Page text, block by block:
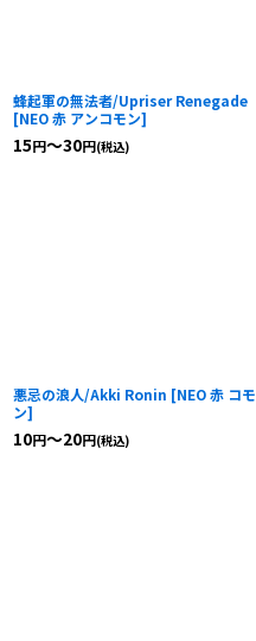
蜂起軍の無法者/Upriser Renegade
[NEO 赤 アンコモン]
15円～30円(税込)
悪忌の浪人/Akki Ronin [NEO 赤 コモ
ン]
10円～20円(税込)